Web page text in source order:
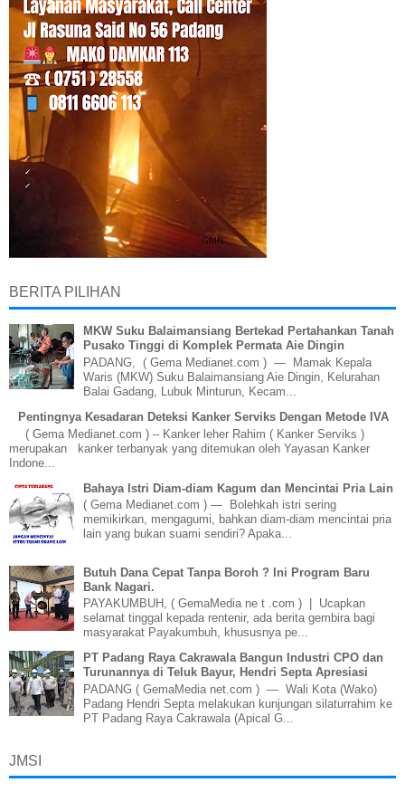
BERITA PILIHAN
MKW Suku Balaimansiang Bertekad Pertahankan Tanah
Pusako Tinggi di Komplek Permata Aie Dingin
PADANG, ( Gema Medianet.com ) — Mamak Kepala
Waris (MKW) Suku Balaimansiang Aie Dingin, Kelurahan
Balai Gadang, Lubuk Minturun, Kecam...
Pentingnya Kesadaran Deteksi Kanker Serviks Dengan Metode IVA
( Gema Medianet.com ) – Kanker leher Rahim ( Kanker Serviks )
merupakan kanker terbanyak yang ditemukan oleh Yayasan Kanker
Indone...
Bahaya Istri Diam-diam Kagum dan Mencintai Pria Lain
( Gema Medianet.com ) — Bolehkah istri sering
memikirkan, mengagumi, bahkan diam-diam mencintai pria
lain yang bukan suami sendiri? Apaka...
Butuh Dana Cepat Tanpa Boroh ? Ini Program Baru
Bank Nagari.
PAYAKUMBUH, ( GemaMedia ne t .com ) | Ucapkan
selamat tinggal kepada rentenir, ada berita gembira bagi
masyarakat Payakumbuh, khususnya pe...
PT Padang Raya Cakrawala Bangun Industri CPO dan
Turunannya di Teluk Bayur, Hendri Septa Apresiasi
PADANG ( GemaMedia net.com ) — Wali Kota (Wako)
Padang Hendri Septa melakukan kunjungan silaturrahim ke
PT Padang Raya Cakrawala (Apical G...
JMSI